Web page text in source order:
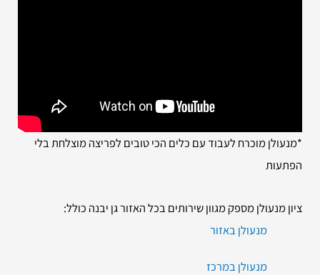
*מנעולן מוכרח לעבוד עם כלים הכי טובים לפריצה מוצלחת בלי
הפתעות
ציון מנעולן מספק מגוון שירותים בכל האזור גן יבנה כולל:
מנעולן באזור
מנעולן במרכז